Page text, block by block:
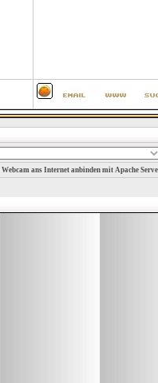
Webcam ans Internet anbinden mit Apache